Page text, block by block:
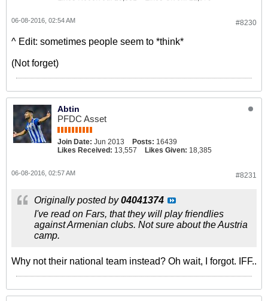
#8230
06-08-2016, 02:54 AM
^ Edit: sometimes people seem to *think*
(Not forget)
Abtin
PFDC Asset
Join Date: Jun 2013 Posts: 16439
Likes Received: 13,557 Likes Given: 18,385
#8231
06-08-2016, 02:57 AM
Originally posted by04041374
I've read on Fars, that they will play friendlies
against Armenian clubs. Not sure about the Austria
camp.
Why not their national team instead? Oh wait, I forgot. IFF..